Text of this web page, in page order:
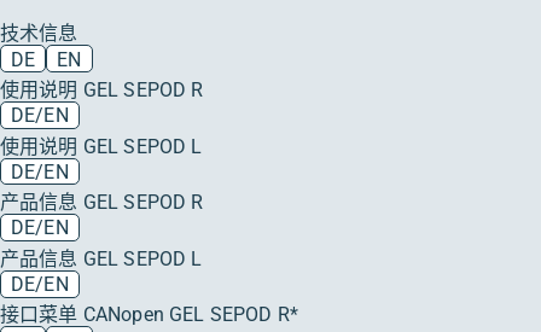
技术信息
DE
EN
使用说明 GEL SEPOD R
DE/EN
使用说明 GEL SEPOD L
DE/EN
产品信息 GEL SEPOD R
DE/EN
产品信息 GEL SEPOD L
DE/EN
接口菜单 CANopen GEL SEPOD R*